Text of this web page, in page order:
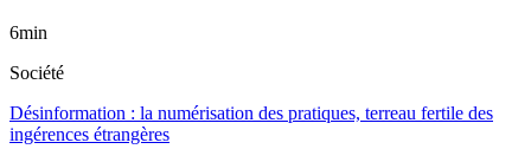
6min
Société
Désinformation : la numérisation des pratiques, terreau fertile des
ingérences étrangères